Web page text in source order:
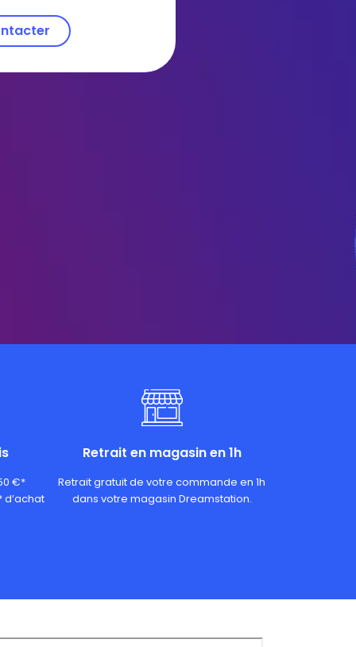
€*
d’achat
Retrait en magasin en 1h
Retrait gratuit de votre commande en 1h
dans votre magasin Dreamstation.